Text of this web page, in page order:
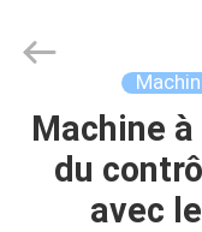
MAISON
PRODUITS
EQUIPMENT
Reserved.Machine
du
avec